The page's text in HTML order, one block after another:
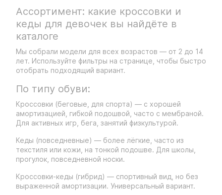
Ассортимент: какие кроссовки и
кеды для девочек вы найдёте в
каталоге
Мы собрали модели для всех возрастов — от 2 до 14
лет. Используйте фильтры на странице, чтобы быстро
отобрать подходящий вариант.
По типу обуви:
Кроссовки (беговые, для спорта) — с хорошей
амортизацией, гибкой подошвой, часто с мембраной.
Для активных игр, бега, занятий физкультурой.
Кеды (повседневные) — более лёгкие, часто из
текстиля или кожи, на тонкой подошве. Для школы,
прогулок, повседневной носки.
Кроссовки-кеды (гибрид) — спортивный вид, но без
выраженной амортизации. Универсальный вариант.